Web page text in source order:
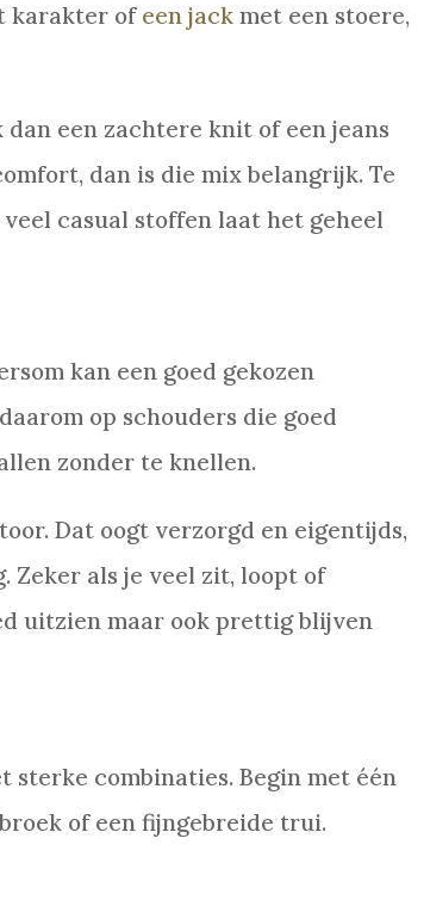
karakter of een jackmet een stoere,
een zachtere knit of een jeans
dan is die mix belangrijk. Te
casual stoffen laat het geheel
kan een goed gekozen
op schouders die goed
zonder te knellen.
Dat oogt verzorgd en eigentijds,
Zeker als je veel zit, loopt of
uitzien maar ook prettig blijven
combinaties. Begin met één
of een fijngebreide trui.